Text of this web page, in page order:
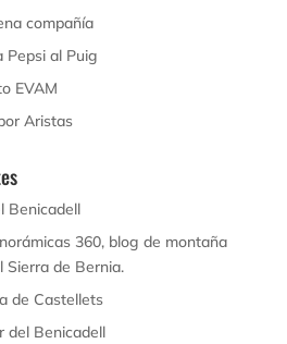
compañía
al Puig
EVAM
Aristas
Benicadell
360, blog de montaña
Sierra de Bernia.
de Castellets
del Benicadell